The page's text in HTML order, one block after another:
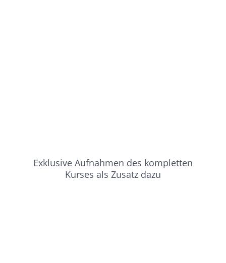
Exklusive Aufnahmen des kompletten
Kurses als Zusatz dazu